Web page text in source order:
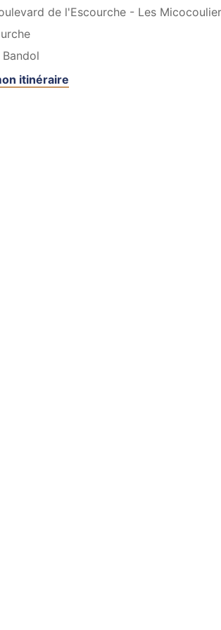
de l'Escourche - Les
Bandol
itinéraire